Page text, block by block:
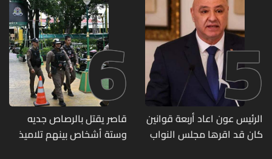
5
الرئيس عون اعاد أربعة قوانين
كان قد اقرها مجلس النواب
6
قاصر يقتل بالرصاص جديه
وستة أشخاص بينهم تلاميذ